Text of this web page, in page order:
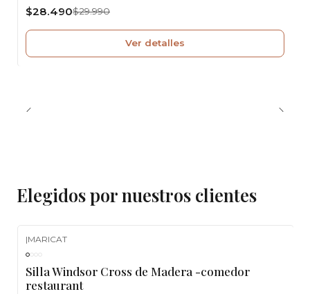
$28.490$29.990
Ver detalles
Elegidos por nuestros clientes
|MARICAT
Silla Windsor Cross de Madera -comedor
restaurant